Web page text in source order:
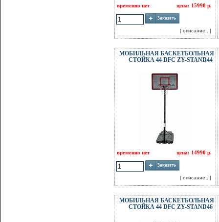
временно нет цена: 15990 р.
[ описание.. ]
МОБИЛЬНАЯ БАСКЕТБОЛЬНАЯ
СТОЙКА 44 DFC ZY-STAND44
временно нет цена: 14990 р.
[ описание.. ]
МОБИЛЬНАЯ БАСКЕТБОЛЬНАЯ
СТОЙКА 44 DFC ZY-STAND46